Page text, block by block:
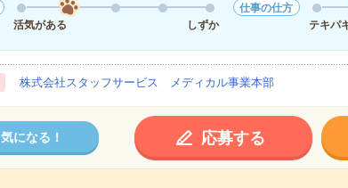
活気がある
しずか
仕事の仕方
テキパ
株式会社スタッフサービス メディカル事業本部
気になる！ 応募する